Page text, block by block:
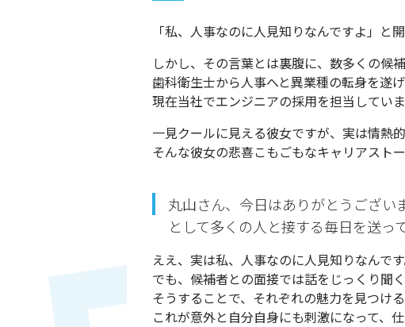
「私、人事なのに人見知りなんですよ」と
しかし、その言葉とは裏腹に、数多くの候
歯科衛生士から人事へと異業種の転身を遂げ
現在当社でエンジニアの採用を担当していま
一見クールに見える彼女ですが、実は情熱
そんな彼女の悲喜こもごもなキャリアスト
丸山さん、今日はありがとうござい
として多くの人と接する毎日を送っ
ええ、実は私、人事なのに人見知りなんです
でも、候補者との面接では話をじっくり聞
そうすることで、それぞれの魅力を見つけ
これが意外と自分自身にも刺激になって、